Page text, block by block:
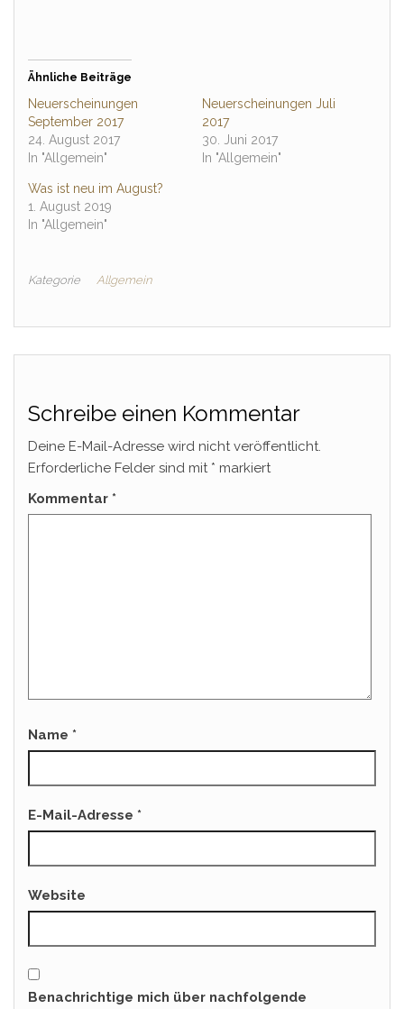
Ähnliche Beiträge
Neuerscheinungen
September 2017
24. August 2017
In "Allgemein"
Neuerscheinungen Juli
2017
30. Juni 2017
In "Allgemein"
Was ist neu im August?
1. August 2019
In "Allgemein"
Kategorie Allgemein
Schreibe einen Kommentar
Deine E-Mail-Adresse wird nicht veröffentlicht.
Erforderliche Felder sind mit * markiert
Kommentar *
Name *
E-Mail-Adresse *
Website
Benachrichtige mich über nachfolgende